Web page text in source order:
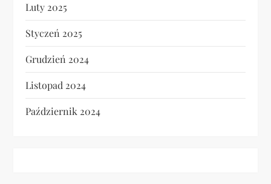
Luty 2025
Styczeń 2025
Grudzień 2024
Listopad 2024
Październik 2024